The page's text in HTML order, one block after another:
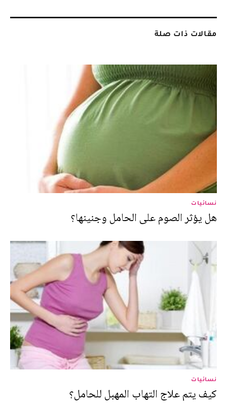
مقالات ذات صلة
نسائيات
هل يؤثر الصوم على الحامل وجنينها؟
نسائيات
كيف يتم علاج التهاب المهبل للحامل؟